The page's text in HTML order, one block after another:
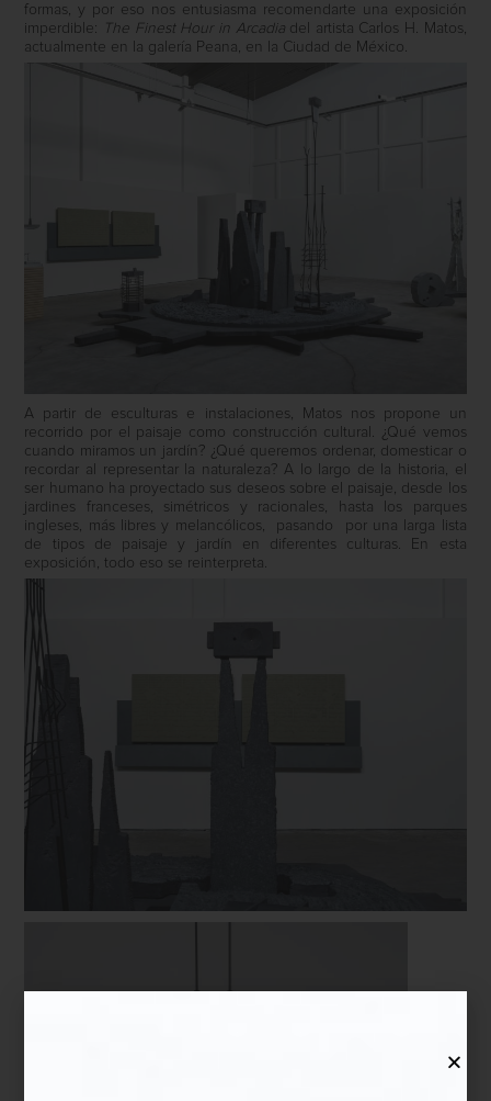
formas, y por eso nos entusiasma recomendarte una exposición
imperdible:
The Finest Hour in Arcadiadel artista Carlos H. Matos,
actualmente en la galería Peana, en la Ciudad de México.
A partir de esculturas e instalaciones, Matos nos propone un
recorrido por el paisaje como construcción cultural. ¿Qué vemos
cuando miramos un jardín? ¿Qué queremos ordenar, domesticar o
recordar al representar la naturaleza? A lo largo de la historia, el
ser humano ha proyectado sus deseos sobre el paisaje, desde los
jardines franceses, simétricos y racionales, hasta los parques
ingleses, más libres y melancólicos,
pasando
por una larga lista
de tipos de paisaje y jardín en diferentes culturas. En esta
exposición, todo eso se reinterpreta.